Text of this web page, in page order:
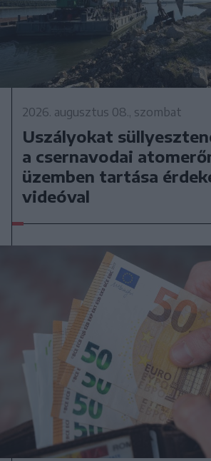
2026. augusztus 08., szombat
Uszályokat
a csernavodai
üzemben tartása
videóval